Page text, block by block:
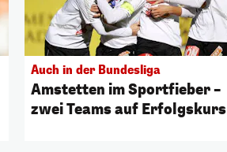
Auch in der Bundesliga
Amstetten im Sportfieber –
zwei Teams auf Erfolgskurs